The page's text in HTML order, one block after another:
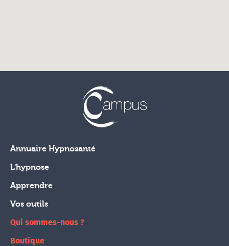
Annuaire Hypnosanté
L'hypnose
Apprendre
Vos outils
Qui sommes-nous ?
Boutique